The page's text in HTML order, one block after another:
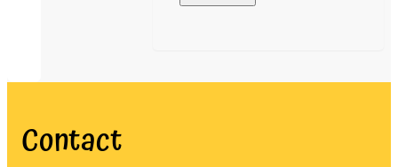
Contact